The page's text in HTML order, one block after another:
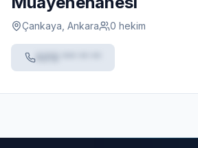
Çankaya, Ankara 0 hekim